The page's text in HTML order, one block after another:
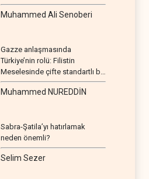
Muhammed Ali Senoberi
Gazze anlaşmasında
Türkiye’nin rolü: Filistin
Meselesinde çifte standartlı bir
seyir
Muhammed NUREDDİN
Sabra-Şatila’yı hatırlamak
neden önemli?
Selim Sezer